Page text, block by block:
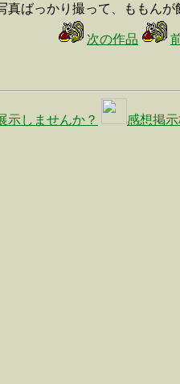
真ばっかり撮って、もも
次の作品
示しませんか？ 感想掲